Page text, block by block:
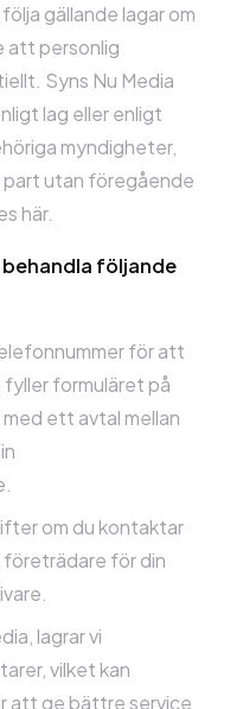
gällande lagar om
att personlig
Syns Nu Media
lag eller enligt
myndigheter,
utan föregående
här.
behandla följande
för att
formuläret på
ett avtal mellan
om du kontaktar
företrädare för din
lagrar vi
vilket kan
att ge bättre service